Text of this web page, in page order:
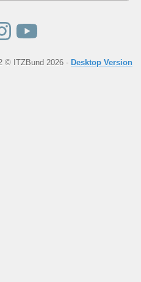
© ITZBund 2026 - Desktop Version